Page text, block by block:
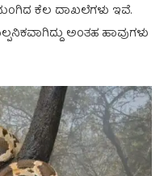
ನುಂಗಿದ ಕೆಲ ದಾಖಲೆಗಳು ಇವೆ.
ಅಂತಹ ಹಾವುಗಳು